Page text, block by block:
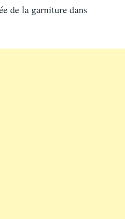
de la garniture dans